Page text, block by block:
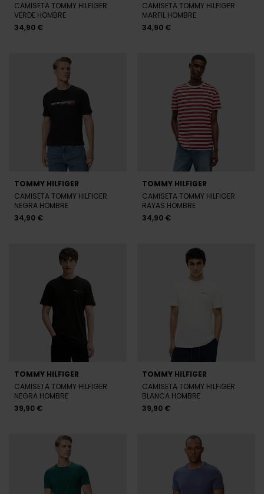
CAMISETA TOMMY HILFIGER
VERDE HOMBRE
34,90 €
CAMISETA TOMMY HILFIGER
MARFIL HOMBRE
34,90 €
TOMMY HILFIGER
CAMISETA TOMMY HILFIGER
NEGRA HOMBRE
34,90 €
TOMMY HILFIGER
CAMISETA TOMMY HILFIGER
RAYAS HOMBRE
34,90 €
TOMMY HILFIGER
CAMISETA TOMMY HILFIGER
NEGRA HOMBRE
39,90 €
TOMMY HILFIGER
CAMISETA TOMMY HILFIGER
BLANCA HOMBRE
39,90 €